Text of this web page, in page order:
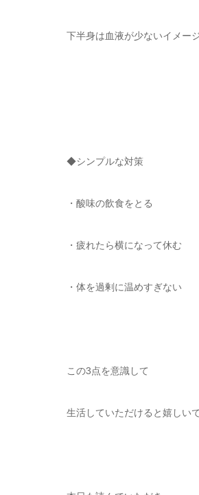
下半身は血液が少ないイメー
◆シンプルな対策
・酸味の飲食をとる
・疲れたら横になって休む
・体を過剰に温めすぎない
この3点を意識して
生活していただけると嬉しいで